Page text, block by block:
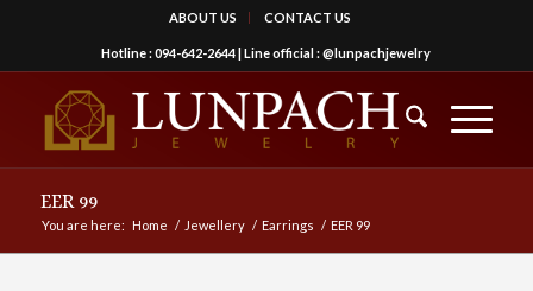
ABOUT US CONTACT US
Hotline :094-642-2644| Line official :@lunpachjewelry
EER 99
You are here: Home / Jewellery / Earrings / EER 99